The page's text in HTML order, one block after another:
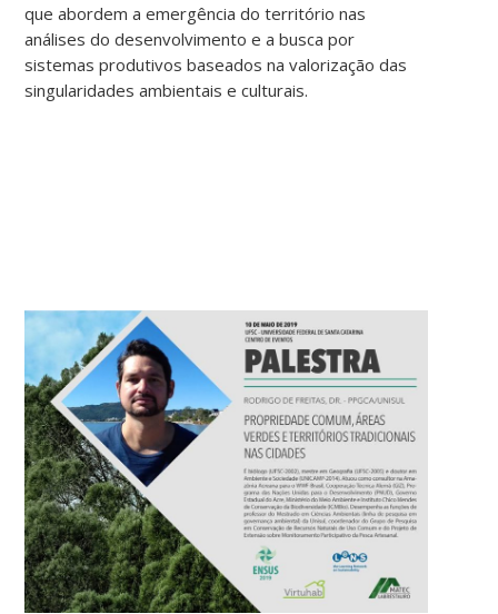
que abordem a emergência do território nas
análises do desenvolvimento e a busca por
sistemas produtivos baseados na valorização das
singularidades ambientais e culturais.